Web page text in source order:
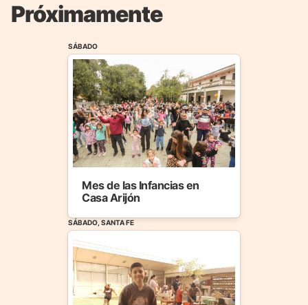
Próximamente
SÁBADO
Mes de las Infancias en
Casa Arijón
SÁBADO, SANTA FE